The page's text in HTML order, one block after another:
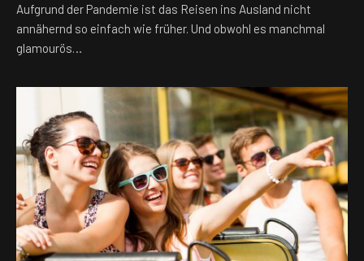
Aufgrund der Pandemie ist das Reisen ins Ausland nicht
annähernd so einfach wie früher. Und obwohl es manchmal
glamourös…